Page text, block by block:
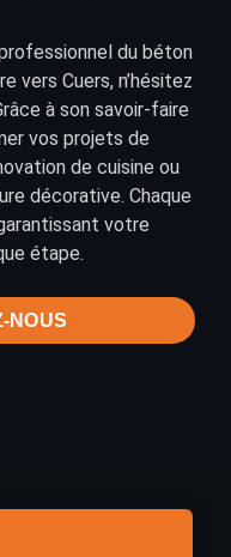
du béton
vers Cuers, n’hésitez
à son savoir-faire
vos projets de
de cuisine ou
décorative. Chaque
votre
étape.
NOUS